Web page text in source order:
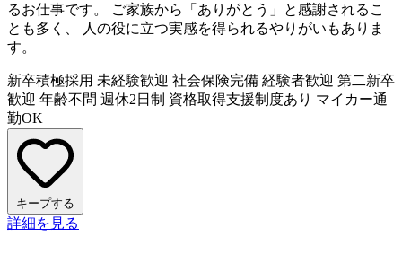
るお仕事です。 ご家族から「ありがとう」と感謝されるこ
とも多く、 人の役に立つ実感を得られるやりがいもありま
す。
新卒積極採用 未経験歓迎 社会保険完備 経験者歓迎 第二新卒
歓迎 年齢不問 週休2日制 資格取得支援制度あり マイカー通
勤OK
キープする
詳細を見る